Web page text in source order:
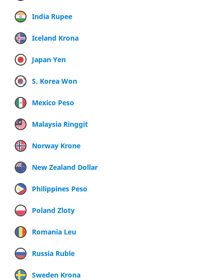
India Rupee
Iceland Krona
Japan Yen
S. Korea Won
Mexico Peso
Malaysia Ringgit
Norway Krone
New Zealand Dollar
Philippines Peso
Poland Zloty
Romania Leu
Russia Ruble
Sweden Krona